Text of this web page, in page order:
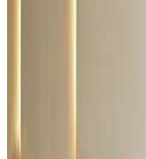
serviços pertencentes
digitais. Quando você
reservar uma
Afinal, o motorista de
alugado e sob a
durante a viagem. Do
apartamento que não